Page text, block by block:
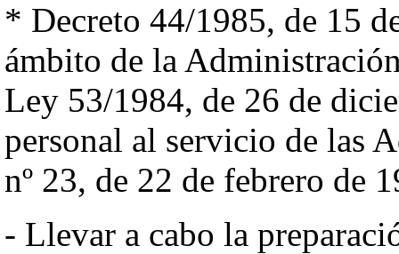
* Decreto 44/1985, de 15
ámbito de la
Ley 53/1984, de 26 de
personal al servicio de las
nº 23, de 22 de febrero de
- Llevar a cabo la